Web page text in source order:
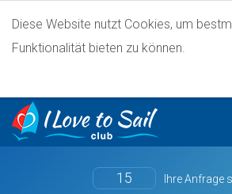
Diese Website nutzt Cookies, um
Funktionalität bieten zu können.
15 Ihre Anfrage